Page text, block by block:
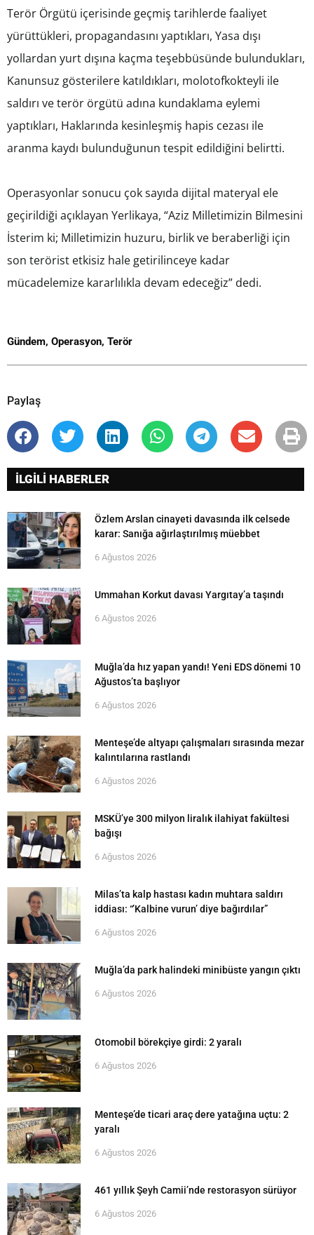
Terör Örgütü içerisinde geçmiş tarihlerde faaliyet
yürüttükleri, propagandasını yaptıkları, Yasa dışı
yollardan yurt dışına kaçma teşebbüsünde bulundukları,
Kanunsuz gösterilere katıldıkları, molotofkokteyli ile
saldırı ve terör örgütü adına kundaklama eylemi
yaptıkları, Haklarında kesinleşmiş hapis cezası ile
aranma kaydı bulunduğunun tespit edildiğini belirtti.
Operasyonlar sonucu çok sayıda dijital materyal ele
geçirildiği açıklayan Yerlikaya, “Aziz Milletimizin Bilmesini
İsterim ki; Milletimizin huzuru, birlik ve beraberliği için
son terörist etkisiz hale getirilinceye kadar
mücadelemize kararlılıkla devam edeceğiz” dedi.
Gündem, Operasyon, Terör
Paylaş
İLGİLİ HABERLER
Özlem Arslan cinayeti davasında ilk celsede
karar: Sanığa ağırlaştırılmış müebbet
6 Ağustos 2026
Ummahan Korkut davası Yargıtay’a taşındı
6 Ağustos 2026
Muğla’da hız yapan yandı! Yeni EDS dönemi 10
Ağustos’ta başlıyor
6 Ağustos 2026
Menteşe’de altyapı çalışmaları sırasında mezar
kalıntılarına rastlandı
6 Ağustos 2026
MSKÜ’ye 300 milyon liralık ilahiyat fakültesi
bağışı
6 Ağustos 2026
Milas’ta kalp hastası kadın muhtara saldırı
iddiası: “’Kalbine vurun’ diye bağırdılar”
6 Ağustos 2026
Muğla’da park halindeki minibüste yangın çıktı
6 Ağustos 2026
Otomobil börekçiye girdi: 2 yaralı
6 Ağustos 2026
Menteşe’de ticari araç dere yatağına uçtu: 2
yaralı
6 Ağustos 2026
461 yıllık Şeyh Camii’nde restorasyon sürüyor
6 Ağustos 2026